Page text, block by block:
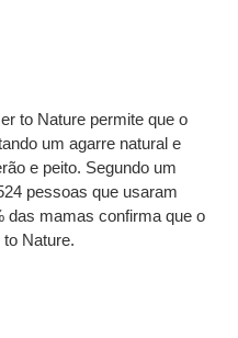
to Nature permite que o
um agarre natural e
e peito. Segundo um
pessoas que usaram
das mamas confirma que o
Nature.